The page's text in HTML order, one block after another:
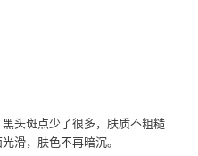
头斑点少了很多，肤质不粗糙
滑，肤色不再暗沉。